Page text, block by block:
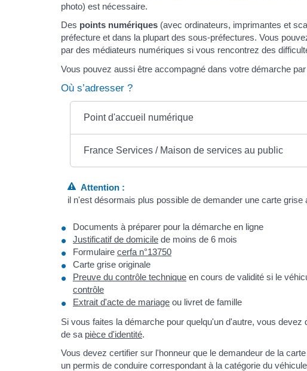
photo) est nécessaire.
Des points numériques (avec ordinateurs, imprimantes et
préfecture et dans la plupart des sous-préfectures. Vous
par des médiateurs numériques si vous rencontrez des
Vous pouvez aussi être accompagné dans votre démarche
Où s’adresser ?
Point d'accueil numérique
France Services / Maison de services au public
Attention :
il n'est désormais plus possible de demander une carte
Documents à préparer pour la démarche en ligne
Justificatif de domicile de moins de 6 mois
Formulaire cerfa n°13750
Carte grise originale
Preuve du contrôle technique en cours de validité si le
contrôle
Extrait d'acte de mariage ou livret de famille
Si vous faites la démarche pour quelqu'un d'autre, vous devez
de sa pièce d'identité.
Vous devez certifier sur l'honneur que le demandeur de la
un permis de conduire correspondant à la catégorie du